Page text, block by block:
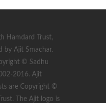
Hamdard Trust,
by Ajit Smachar.
© Sadhu
2016. Ajit
are Copyright ©
The Ajit logo is